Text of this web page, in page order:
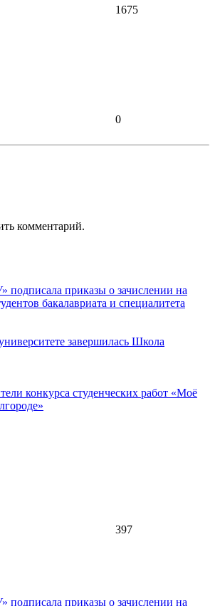
1675
0
комментарий.
подписала приказы о зачислении на
бакалавриата и специалитета
завершилась Школа
конкурса студенческих работ «Моё
397
подписала приказы о зачислении на